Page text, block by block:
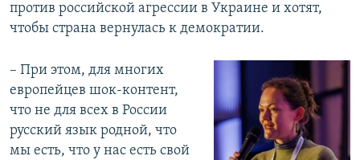
против российской агрессии в Украине и хотят,
чтобы страна вернулась к демократии.
– При этом, для многих
европейцев шок-контент,
что не для всех в России
русский язык родной, что
мы есть, что у нас есть свой